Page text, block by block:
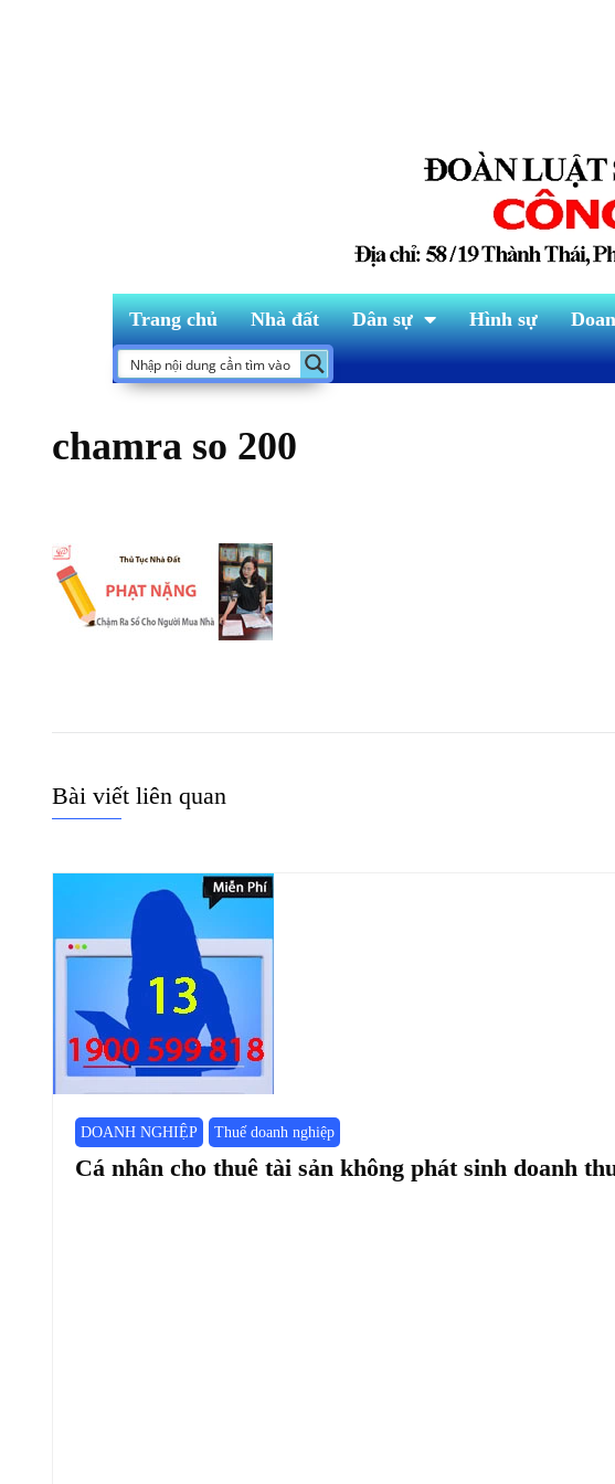
Trang chủ Nhà đất Dân sự Hình sự
chamra so 200
Bài viết liên quan
DOANH NGHIỆP Thuế doanh nghiệp
Cá nhân cho thuê tài sản không phát sinh doanh